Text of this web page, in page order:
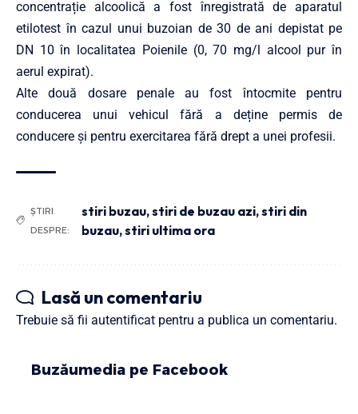
concentrație alcoolică a fost înregistrată de aparatul
etilotest în cazul unui buzoian de 30 de ani depistat pe
DN 10 în localitatea Poienile (0, 70 mg/l alcool pur în
aerul expirat).
Alte două dosare penale au fost întocmite pentru
conducerea unui vehicul fără a deține permis de
conducere și pentru exercitarea fără drept a unei profesii.
ȘTIRI
DESPRE:
stiri buzau,stiri de buzau azi,stiri din
buzau,stiri ultima ora
Lasă un comentariu
Trebuie să fii autentificat pentru a publica un comentariu.
Buzăumedia pe Facebook